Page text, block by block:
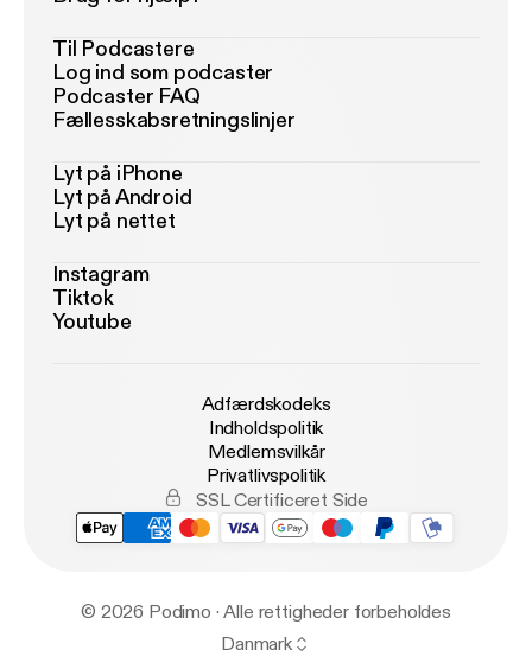
Til Podcastere
Log ind som podcaster
Podcaster FAQ
Fællesskabsretningslinjer
Lyt på iPhone
Lyt på Android
Lyt på nettet
Instagram
Tiktok
Youtube
Adfærdskodeks
Indholdspolitik
Medlemsvilkår
Privatlivspolitik
SSL Certificeret Side
© 2026 Podimo · Alle rettigheder forbeholdes
Danmark